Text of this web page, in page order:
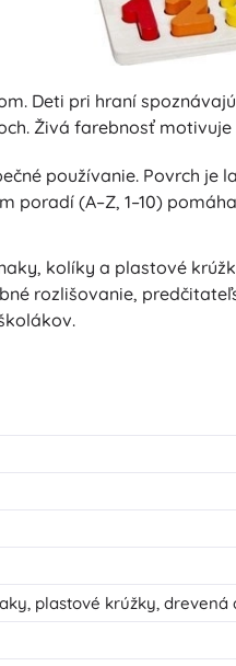
Deti pri hraní
Živá farebnosť
používanie. Povrch je
poradí (A–Z, 1–10)
kolíky a plastové
rozlišovanie,
plastové krúžky, drevená